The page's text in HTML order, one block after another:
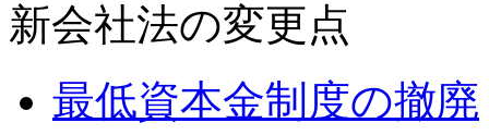
新会社法の変更点
最低資本金制度の撤廃